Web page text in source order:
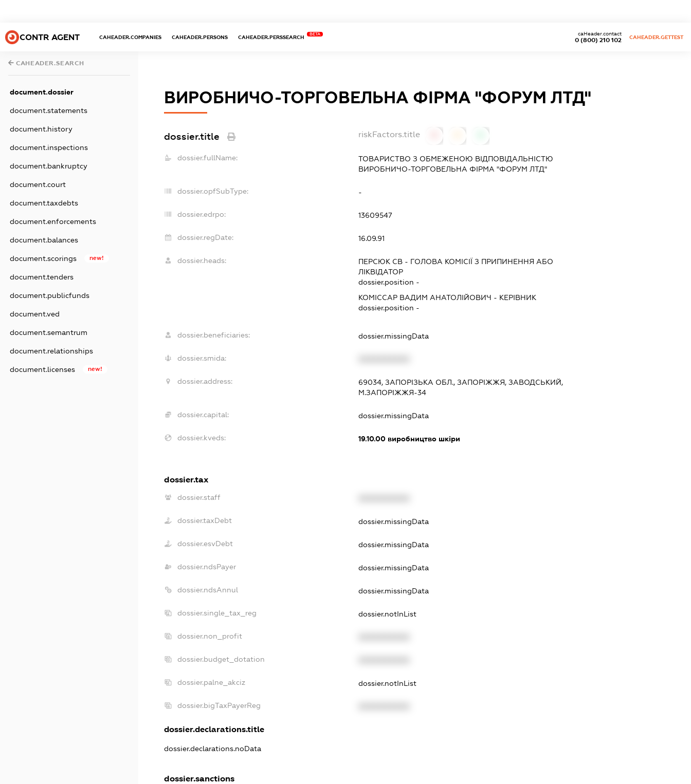
CONTR AGENT CAHEADER.COMPANIES CAHEADER.PERSONS CAHEADER.PERSSEARCH
BETA
0 (800) 210 102
caHeader.contact
CAHEADER.GETTEST
CAHEADER.SEARCH
document.dossier
document.statements
document.history
document.inspections
document.bankruptcy
document.court
document.taxdebts
document.enforcements
document.balances
document.scorings new!
document.tenders
document.publicfunds
document.ved
document.semantrum
document.relationships
document.licenses new!
ВИРОБНИЧО-ТОРГОВЕЛЬНА ФІРМА "ФОРУМ ЛТД"
dossier.title riskFactors.title
dossier.fullName:
ТОВАРИСТВО З ОБМЕЖЕНОЮ ВІДПОВІДАЛЬНІСТЮ
ВИРОБНИЧО-ТОРГОВЕЛЬНА ФІРМА "ФОРУМ ЛТД"
dossier.opfSubType: -
dossier.edrpo: 13609547
dossier.regDate: 16.09.91
dossier.heads: ПЕРСЮК СВ - ГОЛОВА КОМІСІЇ З ПРИПИНЕННЯ АБО
ЛІКВІДАТОР
dossier.position -
КОМІССАР ВАДИМ АНАТОЛІЙОВИЧ - КЕРІВНИК
dossier.position -
dossier.beneficiaries: dossier.missingData
dossier.smida:
dossier.address:
69034, ЗАПОРІЗЬКА ОБЛ., ЗАПОРІЖЖЯ, ЗАВОДСЬКИЙ,
М.ЗАПОРІЖЖЯ-34
dossier.capital: dossier.missingData
dossier.kveds: 19.10.00 виробництво шкіри
dossier.tax
dossier.staff
dossier.taxDebt dossier.missingData
dossier.esvDebt dossier.missingData
dossier.ndsPayer dossier.missingData
dossier.ndsAnnul dossier.missingData
dossier.single_tax_reg dossier.notInList
dossier.non_profit
dossier.budget_dotation
dossier.palne_akciz dossier.notInList
dossier.bigTaxPayerReg
dossier.declarations.title
dossier.declarations.noData
dossier.sanctions